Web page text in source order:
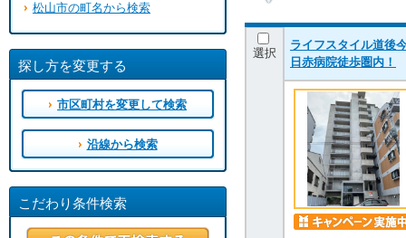
選択
ライフスタイル道
日赤病院徒歩圏内！
松山市の町名から検索
探し方を変更する
市区町村を変更して検索
沿線から検索
こだわり条件検索